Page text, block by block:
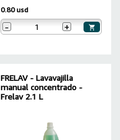
0.80 usd
- +
FRELAV - Lavavajilla
manual concentrado -
Frelav 2.1 L